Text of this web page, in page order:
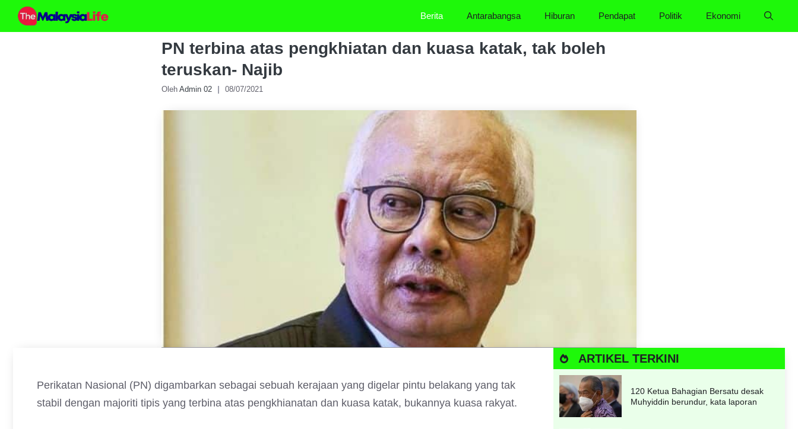
Skip
Berita Antarabangsa Hiburan Pendapat Politik Ekonomi
PN terbina atas pengkhiatan dan kuasa katak, tak boleh
teruskan- Najib
Oleh Admin 02 08/07/2021
Perikatan Nasional (PN) digambarkan sebagai sebuah kerajaan yang digelar pintu belakang yang tak
stabil dengan majoriti tipis yang terbina atas pengkhianatan dan kuasa katak, bukannya kuasa rakyat.
ARTIKEL TERKINI
120 Ketua Bahagian Bersatu desak
Muhyiddin berundur, kata laporan